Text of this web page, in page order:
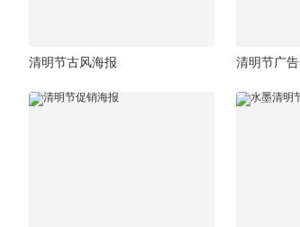
清明节古风海报 清明节广告